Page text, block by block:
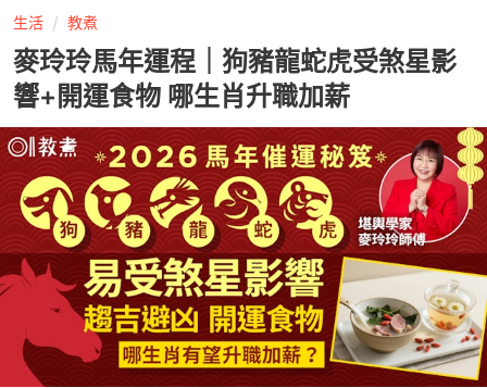
生活 教煮
麥玲玲馬年運程｜狗豬龍蛇虎受煞星影
響+開運食物 哪生肖升職加薪